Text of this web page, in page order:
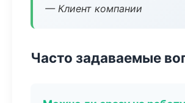
— Клиент компании
Часто задаваемые